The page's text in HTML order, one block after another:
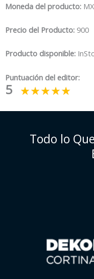
Moneda del producto:
Precio del Producto: 900
Producto disponible:
Puntuación del editor:
5
Todo lo